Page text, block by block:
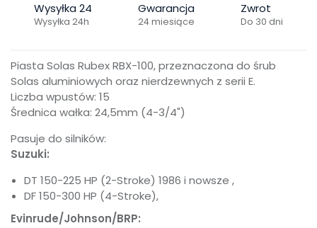
Wysyłka 24
Wysyłka 24h
Gwarancja
24 miesiące
Zwrot
Do 30 dni
Piasta Solas Rubex RBX-100, przeznaczona do śrub
Solas aluminiowych oraz nierdzewnych z serii E.
Liczba wpustów: 15
Średnica wałka: 24,5mm (4-3/4")
Pasuje do silników:
Suzuki:
DT 150-225 HP (2-Stroke) 1986 i nowsze ,
DF 150-300 HP (4-Stroke),
Evinrude/Johnson/BRP: